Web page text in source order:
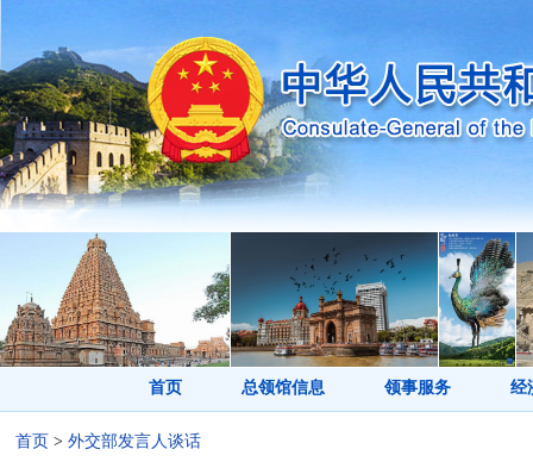
首页 总领馆信息 领事服务 经
首页 > 外交部发言人谈话